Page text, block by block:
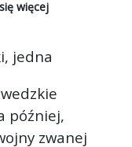
więcej
jedna
później,
zwanej